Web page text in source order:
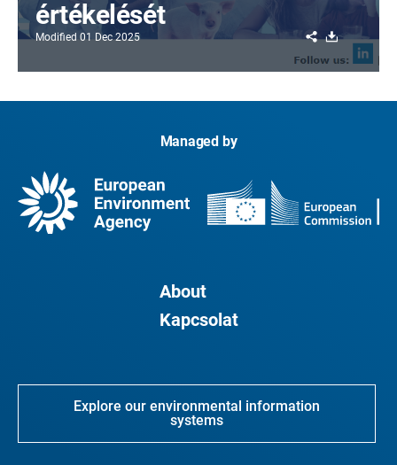
értékelését
Modified 01 Dec 2025 ShareDownload
Managed by
About
Kapcsolat
Explore our environmental information
systems